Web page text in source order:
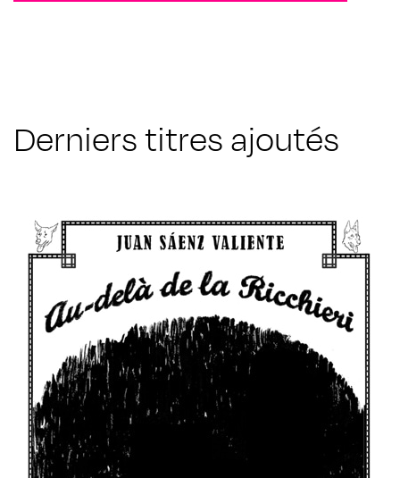
Derniers titres ajoutés